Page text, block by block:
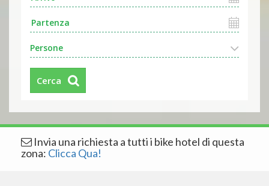
Persone
Cerca
Invia una richiesta a tutti i bike hotel di questa
zona: Clicca Qua!